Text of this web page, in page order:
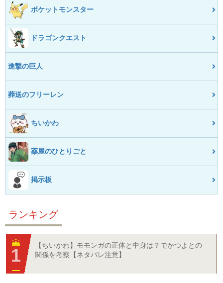
ポケットモンスター
ドラゴンクエスト
進撃の巨人
葬送のフリーレン
ちいかわ
薬屋のひとりごと
掲示板
ランキング
【ちいかわ】モモンガの正体と中身は？でかつよとの
関係を考察【ネタバレ注意】